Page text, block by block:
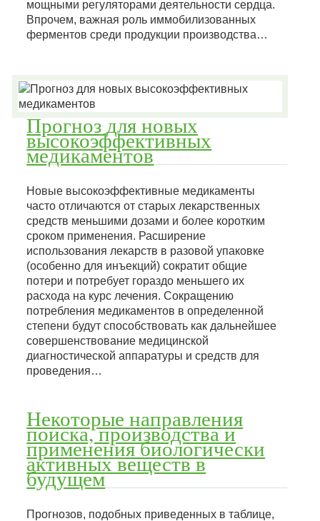
мощными регуляторами деятельности сердца.
Впрочем, важная роль иммобилизованных
ферментов среди продукции производства…
Прогноз для новых
высокоэффективных
медикаментов
Новые высокоэффективные медикаменты
часто отличаются от старых лекарственных
средств меньшими дозами и более коротким
сроком применения. Расширение
использования лекарств в разовой упаковке
(особенно для инъекций) сократит общие
потери и потребует гораздо меньшего их
расхода на курс лечения. Сокращению
потребления медикаментов в определенной
степени будут способствовать как дальнейшее
совершенствование медицинской
диагностической аппаратуры и средств для
проведения…
Некоторые направления
поиска, производства и
применения биологически
активных веществ в
будущем
Прогнозов, подобных приведенных в таблице,